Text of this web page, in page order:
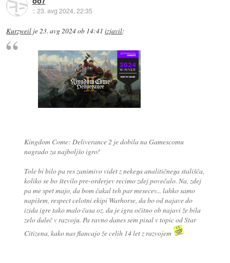
::23. avg 2024, 22:35
Kurzweil je23. avg 2024 ob 14:41 izjavil:
Kingdom Come: Deliverance 2 je dobila na Gamescomu
nagrado za najboljšo igro!
Tole bi bilo pa res zanimivo videt z nekega analitičnega stališča,
koliko se bo število pre-orderjev recimo zdej povečalo. Na, zdej
pa me spet majo, da bom čakal teh par mesecev... lahko samo
napišem, respect celotni ekipi Warhorse, da bo od najave do
izida igre tako malo časa oz. da je igra očitno ob najavi že bila
zelo daleč v razvoju. Pa ravno danes sem pisal v topic od Star
Citizena, kako nas flancajo že celih 14 let z razvojem